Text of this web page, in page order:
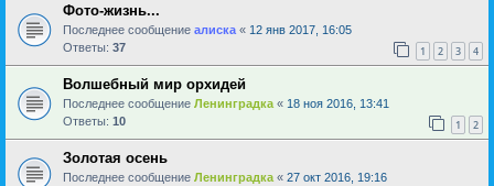
Фото-жизнь...
Последнее сообщение алиска « 12 янв 2017, 16:05
Ответы: 37 1 2 3 4
Волшебный мир орхидей
Последнее сообщение Ленинградка « 18 ноя 2016, 13:41
Ответы: 10 1 2
Золотая осень
Последнее сообщение Ленинградка « 27 окт 2016, 19:16